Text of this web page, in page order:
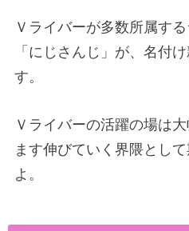
Ｖライバーが多数所属す
「にじさんじ」が、名付
す。
Ｖライバーの活躍の場は
ます伸びていく界隈とし
よ。